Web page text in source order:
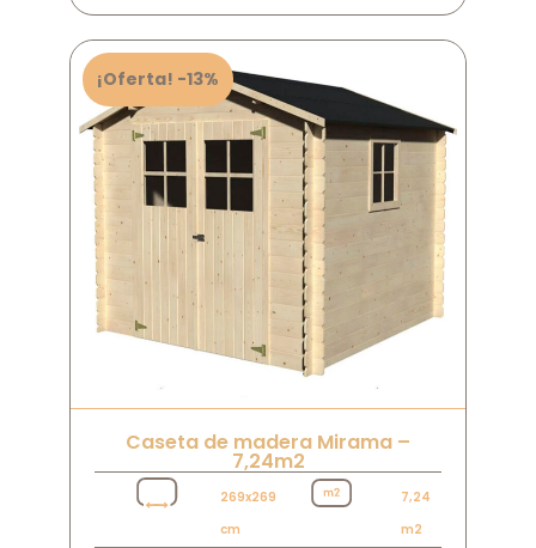
¡Oferta! -13%
Caseta de madera Mirama –
7,24m2
269x269
cm
7,24
m2